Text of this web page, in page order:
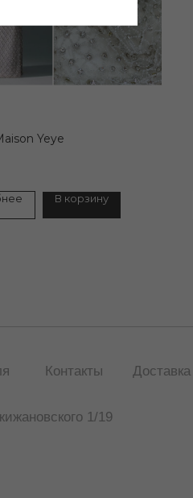
Yeye
В корзину
Доставка
Контакты
1/19